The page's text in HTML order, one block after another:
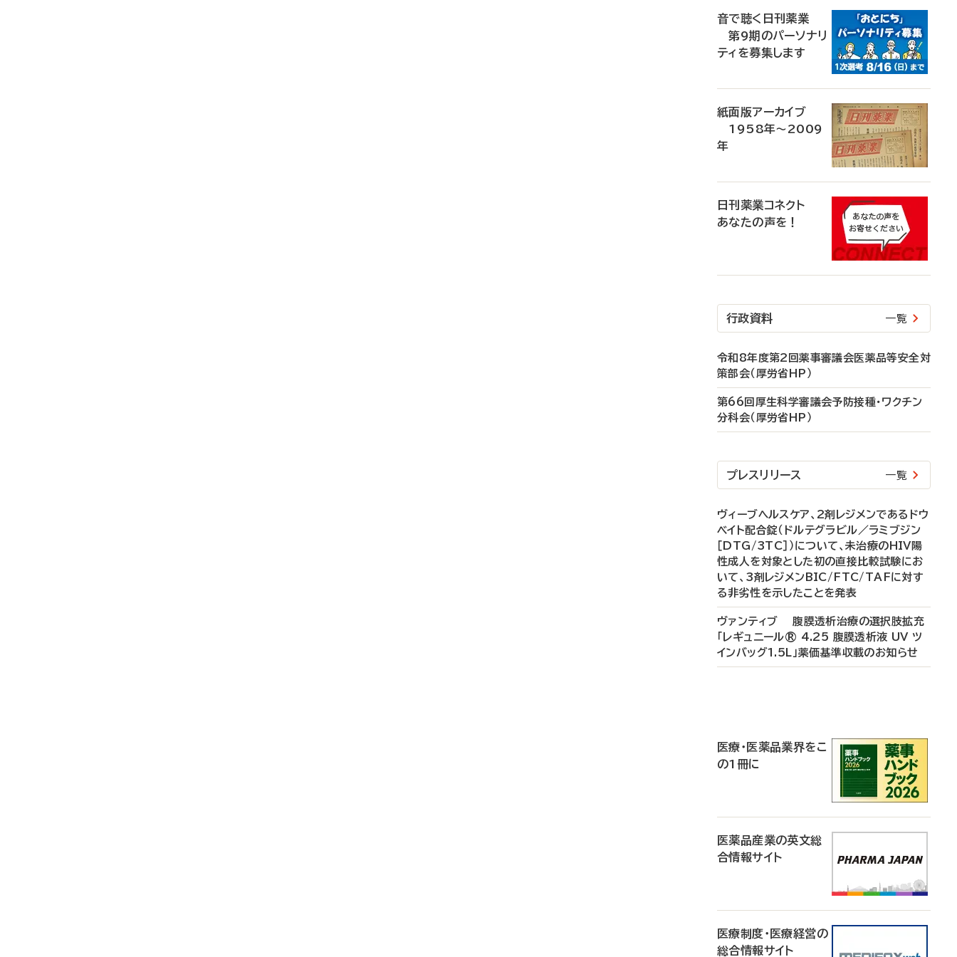
音で聴く日刊薬業
第9期のパーソナリ
ティを募集します
紙面版アーカイブ
1958年～2009
年
日刊薬業コネクト
あなたの声を！
行政資料 一覧
令和8年度第2回薬事審議会医薬品等安全対
策部会（厚労省HP）
第66回厚生科学審議会予防接種・ワクチン
分科会（厚労省HP）
プレスリリース 一覧
ヴィーブヘルスケア、2剤レジメンであるドウ
ベイト配合錠（ドルテグラビル／ラミブジン
［DTG/3TC］）について、未治療のHIV陽
性成人を対象とした初の直接比較試験にお
いて、3剤レジメンBIC/FTC/TAFに対す
る非劣性を示したことを発表
ヴァンティブ 腹膜透析治療の選択肢拡充
「レギュニール® 4.25 腹膜透析液 UV ツ
インバッグ1.5L」薬価基準収載のお知らせ
医療・医薬品業界をこ
の1冊に
医薬品産業の英文総
合情報サイト
医療制度・医療経営の
総合情報サイト